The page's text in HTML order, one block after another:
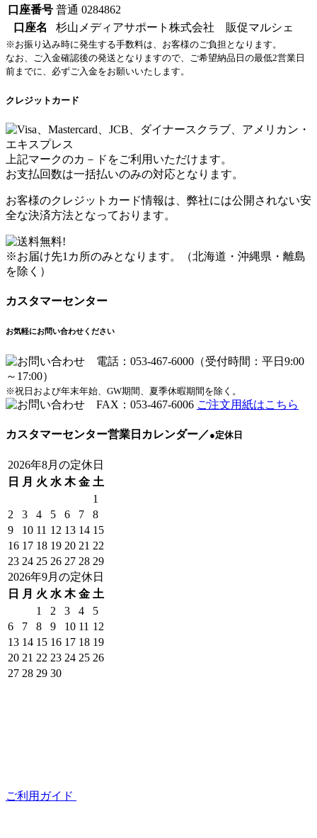
口座番号 普通 0284862
口座名
杉山メディアサポート株式会社 販促マルシェ
※お振り込み時に発生する手数料は、お客様のご負担となります。
なお、ご入金確認後の発送となりますので、ご希望納品日の最低2営業日
前までに、必ずご入金をお願いいたします。
クレジットカード
上記マークのカ－ドをご利用いただけます。
お支払回数は一括払いのみの対応となります。
お客様のクレジットカード情報は、弊社には公開されない安
全な決済方法となっております。
※お届け先1カ所のみとなります。（北海道・沖縄県・離島
を除く）
カスタマーセンター
お気軽にお問い合わせください
※祝日および年末年始、GW期間、夏季休暇期間を除く。
ご注文用紙はこちら
カスタマーセンター営業日カレンダー／●定休日
2026年8月の定休日
日
月 火 水 木 金 土
1
2
3 4 5 6 7
8
9
10 11 12 13 14 15
16 17 18 19 20 21 22
23 24 25 26 27 28 29
2026年9月の定休日
日
月 火 水 木 金 土
1
2 3 4
5
6
7 8 9 10 11 12
13 14 15 16 17 18 19
20 21 22 23 24 25 26
27 28 29 30
ご利用ガイド